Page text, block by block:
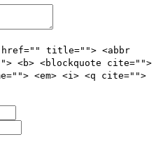
href="" title=""> <abbr
<b> <blockquote cite="">
<em> <i> <q cite="">